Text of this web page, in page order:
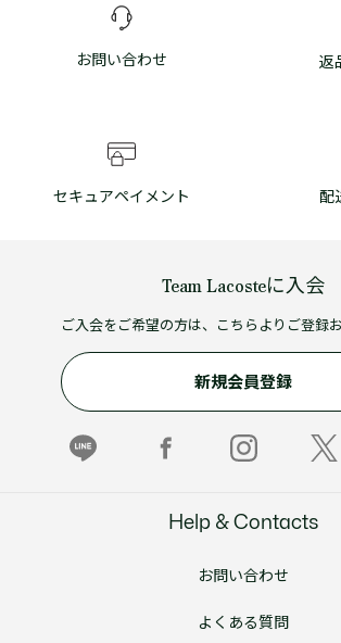
お問い合わせ 返
セキュアペイメント 配
Team Lacosteに入会
ご入会をご希望の方は、こちらよりご登録お
新規会員登録
Help & Contacts
お問い合わせ
よくある質問